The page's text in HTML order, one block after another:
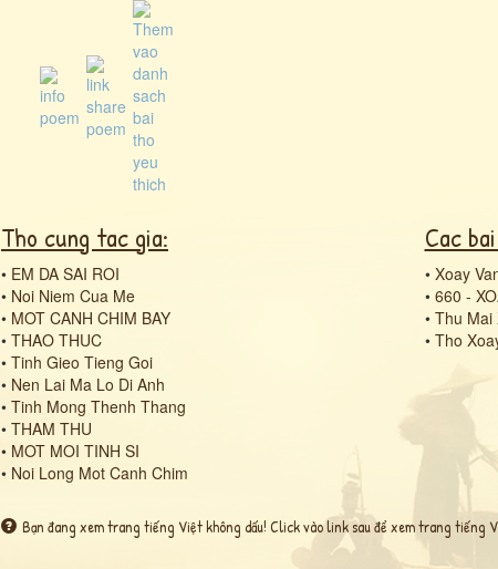
Tho cung tac gia:
• EM DA SAI ROI
• Noi Niem Cua Me
• MOT CANH CHIM BAY
• THAO THUC
• Tinh Gieo Tieng Goi
• Nen Lai Ma Lo Di Anh
• Tinh Mong Thenh Thang
• THAM THU
• MOT MOI TINH SI
• Noi Long Mot Canh Chim
Cac
• Xoay
• 660 -
• Thu Mai
• Tho
Bạn đang xem trang tiếng Việt không dấu! Click vào link sau để xem trang tiếng